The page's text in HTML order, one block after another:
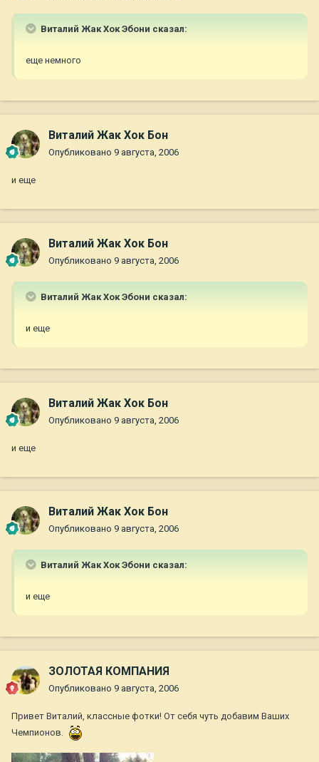
Виталий Жак Хок Эбони сказал:
еще немного
Виталий Жак Хок Бон
Опубликовано 9 августа, 2006
и еще
Виталий Жак Хок Бон
Опубликовано 9 августа, 2006
Виталий Жак Хок Эбони сказал:
и еще
Виталий Жак Хок Бон
Опубликовано 9 августа, 2006
и еще
Виталий Жак Хок Бон
Опубликовано 9 августа, 2006
Виталий Жак Хок Эбони сказал:
и еще
ЗОЛОТАЯ КОМПАНИЯ
Опубликовано 9 августа, 2006
Привет Виталий, классные фотки! От себя чуть добавим Ваших
Чемпионов.